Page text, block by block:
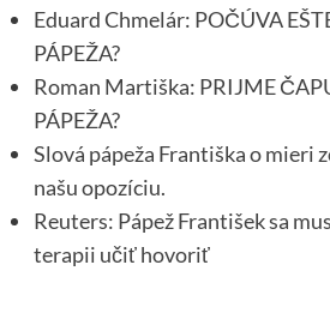
Eduard Chmelár: POČÚVA
PÁPEŽA?
Roman Martiška: PRIJME
PÁPEŽA?
Slová pápeža Františka o mieri
našu opozíciu.
Reuters: Pápež František sa
terapii učiť hovoriť